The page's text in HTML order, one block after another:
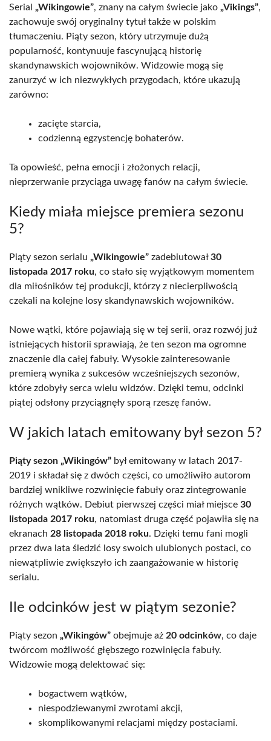
Serial „Wikingowie”, znany na całym świecie jako „Vikings”,
zachowuje swój oryginalny tytuł także w polskim
tłumaczeniu. Piąty sezon, który utrzymuje dużą
popularność, kontynuuje fascynującą historię
skandynawskich wojowników. Widzowie mogą się
zanurzyć w ich niezwykłych przygodach, które ukazują
zarówno:
zacięte starcia,
codzienną egzystencję bohaterów.
Ta opowieść, pełna emocji i złożonych relacji,
nieprzerwanie przyciąga uwagę fanów na całym świecie.
Kiedy miała miejsce premiera sezonu
5?
Piąty sezon serialu „Wikingowie” zadebiutował30
listopada 2017 roku, co stało się wyjątkowym momentem
dla miłośników tej produkcji, którzy z niecierpliwością
czekali na kolejne losy skandynawskich wojowników.
Nowe wątki, które pojawiają się w tej serii, oraz rozwój już
istniejących historii sprawiają, że ten sezon ma ogromne
znaczenie dla całej fabuły. Wysokie zainteresowanie
premierą wynika z sukcesów wcześniejszych sezonów,
które zdobyły serca wielu widzów. Dzięki temu, odcinki
piątej odsłony przyciągnęły sporą rzeszę fanów.
W jakich latach emitowany był sezon 5?
Piąty sezon „Wikingów” był emitowany w latach 2017-
2019 i składał się z dwóch części, co umożliwiło autorom
bardziej wnikliwe rozwinięcie fabuły oraz zintegrowanie
różnych wątków. Debiut pierwszej części miał miejsce 30
listopada 2017 roku, natomiast druga część pojawiła się na
ekranach 28 listopada 2018 roku. Dzięki temu fani mogli
przez dwa lata śledzić losy swoich ulubionych postaci, co
niewątpliwie zwiększyło ich zaangażowanie w historię
serialu.
Ile odcinków jest w piątym sezonie?
Piąty sezon „Wikingów” obejmuje aż 20 odcinków, co daje
twórcom możliwość głębszego rozwinięcia fabuły.
Widzowie mogą delektować się:
bogactwem wątków,
niespodziewanymi zwrotami akcji,
skomplikowanymi relacjami między postaciami.